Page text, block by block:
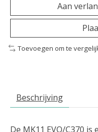
Aan
Toevoegen om te
Beschrijving
De MK11 EVO/C370